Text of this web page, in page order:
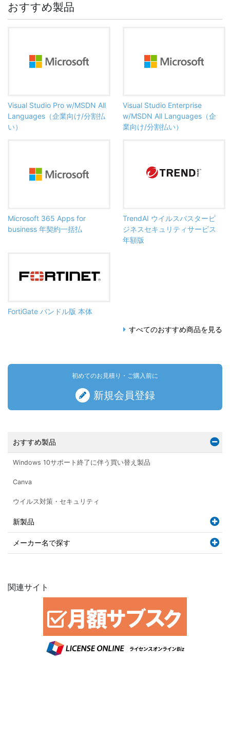
おすすめ製品
Visual Studio Pro w/MSDN All
Languages（企業向け/分割払
い）
Visual Studio Enterprise
w/MSDN All Languages（企
業向け/分割払い）
Microsoft 365 Apps for
business 年契約一括払
TrendAI ウイルスバスタービ
ジネスセキュリティサービス
年額版
FortiGate バンドル版 本体
すべてのおすすめ商品を見る
初めてのお見積り・ご購入前に
新規会員登録
おすすめ製品
Windows 10サポート終了に伴う買い替え製品
Canva
ウイルス対策・セキュリティ
新製品
メーカー名で探す
関連サイト